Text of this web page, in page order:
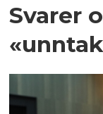
Svarer